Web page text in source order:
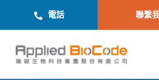
電話 聯繫